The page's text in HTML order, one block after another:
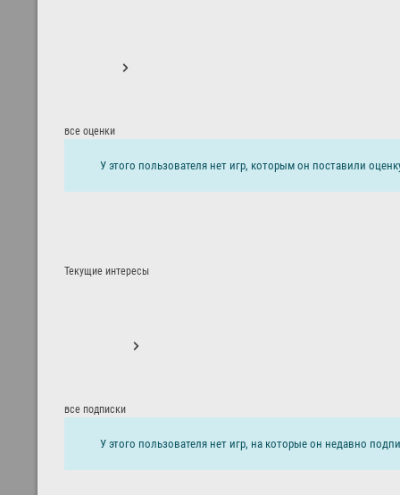
все оценки
У этого пользователя нет игр, которым он поставили
Текущие интересы
все подписки
У этого пользователя нет игр, на которые он недавно